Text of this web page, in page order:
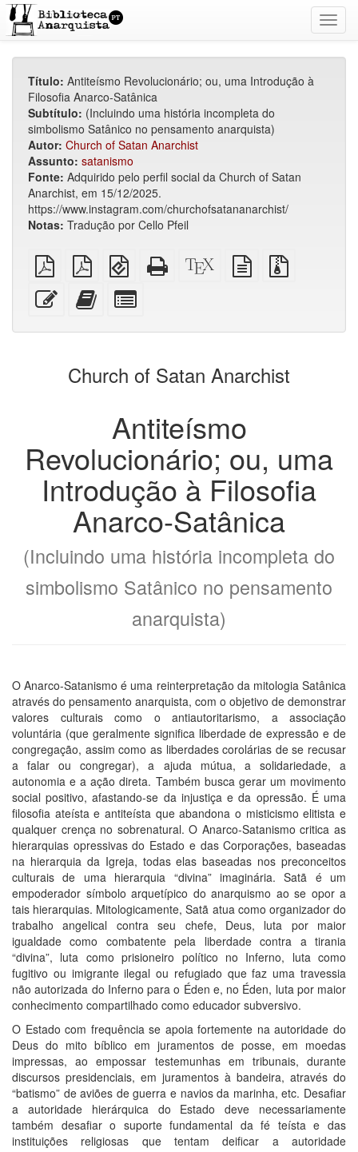
Título: Antiteísmo Revolucionário; ou, uma Introdução à
Filosofia Anarco-Satânica
Subtítulo: (Incluindo uma história incompleta do
simbolismo Satânico no pensamento anarquista)
Autor: Church of Satan Anarchist
Assunto: satanismo
Fonte: Adquirido pelo perfil social da Church of Satan
Anarchist, em 15/12/2025.
https://www.instagram.com/churchofsatananarchist/
Notas: Tradução por Cello Pfeil
PDF
simples
PDF
imposto
sobre
EPUB
(para
dispositivos
móveis)
HTML
puro
Código-
fonte
fonte
em
Editar
esse
Adicionar
este
ao
de
livros
para
bookbuilder
Church of Satan Anarchist
Antiteísmo
Revolucionário; ou, uma
Introdução à Filosofia
Anarco-Satânica
(Incluindo uma história incompleta do
simbolismo Satânico no pensamento
anarquista)
O Anarco-Satanismo é uma reinterpretação da mitologia Satânica
através do pensamento anarquista, com o objetivo de demonstrar
valores culturais como o antiautoritarismo, a associação
voluntária (que geralmente significa liberdade de expressão e de
congregação, assim como as liberdades corolárias de se recusar
a falar ou congregar), a ajuda mútua, a solidariedade, a
autonomia e a ação direta. Também busca gerar um movimento
social positivo, afastando-se da injustiça e da opressão. É uma
filosofia ateísta e antiteísta que abandona o misticismo elitista e
qualquer crença no sobrenatural. O Anarco-Satanismo critica as
hierarquias opressivas do Estado e das Corporações, baseadas
na hierarquia da Igreja, todas elas baseadas nos preconceitos
culturais de uma hierarquia “divina” imaginária. Satã é um
empoderador símbolo arquetípico do anarquismo ao se opor a
tais hierarquias. Mitologicamente, Satã atua como organizador do
trabalho angelical contra seu chefe, Deus, luta por maior
igualdade como combatente pela liberdade contra a tirania
“divina”, luta como prisioneiro político no Inferno, luta como
fugitivo ou imigrante ilegal ou refugiado que faz uma travessia
não autorizada do Inferno para o Éden e, no Éden, luta por maior
conhecimento compartilhado como educador subversivo.
O Estado com frequência se apoia fortemente na autoridade do
Deus do mito bíblico em juramentos de posse, em moedas
impressas, ao empossar testemunhas em tribunais, durante
discursos presidenciais, em juramentos à bandeira, através do
“batismo” de aviões de guerra e navios da marinha, etc. Desafiar
a autoridade hierárquica do Estado deve necessariamente
também desafiar o suporte fundamental da fé teísta e das
instituições religiosas que tentam deificar a autoridade